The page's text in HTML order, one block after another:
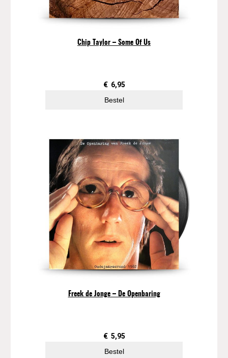
Chip Taylor – Some Of Us
€ 6,95
Bestel
Freek de Jonge – De Openbaring
€ 5,95
Bestel